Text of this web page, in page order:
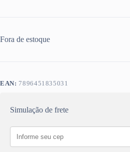
Fora de estoque
EAN: 7896451835031
Simulação de frete